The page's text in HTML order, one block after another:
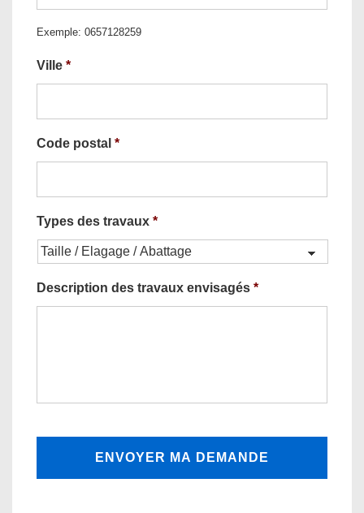
Exemple: 0657128259
Ville *
Code postal *
Types des travaux *
Description des travaux envisagés *